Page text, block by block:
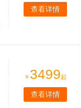
查看详情
￥ 3499起
查看详情